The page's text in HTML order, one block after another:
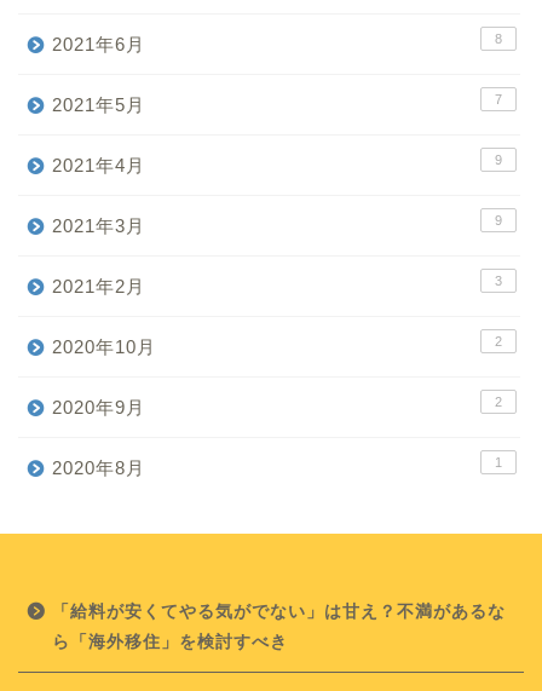
2021年6月 8
2021年5月 7
2021年4月 9
2021年3月 9
2021年2月 3
2020年10月 2
2020年9月 2
2020年8月 1
「給料が安くてやる気がでない」は甘え？不満があるな
ら「海外移住」を検討すべき